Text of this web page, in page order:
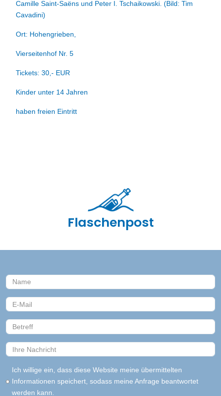
Camille Saint-Saëns und Peter I. Tschaikowski. (Bild: Tim
Cavadini)
Ort: Hohengrieben,
Vierseitenhof Nr. 5
Tickets: 30,- EUR
Kinder unter 14 Jahren
haben freien Eintritt
Flaschenpost
Ich willige ein, dass diese Website meine übermittelten
Informationen speichert, sodass meine Anfrage beantwortet
werden kann.